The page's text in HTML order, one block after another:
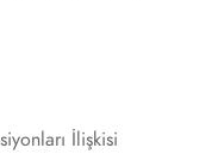
İlişkisi